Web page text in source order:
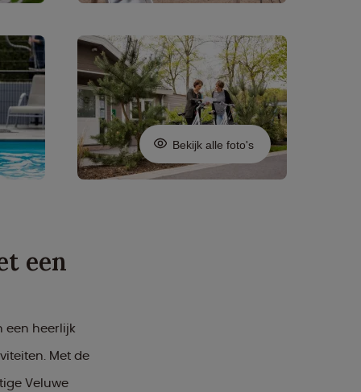
Bekijk alle foto's
een
een heerlijk
Met de
Veluwe